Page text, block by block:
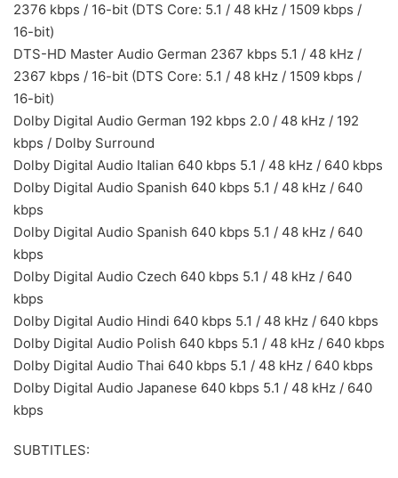
2376 kbps / 16-bit (DTS Core: 5.1 / 48 kHz / 1509 kbps /
16-bit)
DTS-HD Master Audio German 2367 kbps 5.1 / 48 kHz /
2367 kbps / 16-bit (DTS Core: 5.1 / 48 kHz / 1509 kbps /
16-bit)
Dolby Digital Audio German 192 kbps 2.0 / 48 kHz / 192
kbps / Dolby Surround
Dolby Digital Audio Italian 640 kbps 5.1 / 48 kHz / 640 kbps
Dolby Digital Audio Spanish 640 kbps 5.1 / 48 kHz / 640
kbps
Dolby Digital Audio Spanish 640 kbps 5.1 / 48 kHz / 640
kbps
Dolby Digital Audio Czech 640 kbps 5.1 / 48 kHz / 640
kbps
Dolby Digital Audio Hindi 640 kbps 5.1 / 48 kHz / 640 kbps
Dolby Digital Audio Polish 640 kbps 5.1 / 48 kHz / 640 kbps
Dolby Digital Audio Thai 640 kbps 5.1 / 48 kHz / 640 kbps
Dolby Digital Audio Japanese 640 kbps 5.1 / 48 kHz / 640
kbps
SUBTITLES: